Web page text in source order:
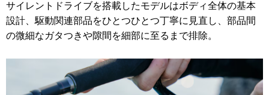
サイレントドライブを搭載したモデルはボディ全体の基本
設計、駆動関連部品をひとつひとつ丁寧に見直し、部品間
の微細なガタつきや隙間を細部に至るまで排除。